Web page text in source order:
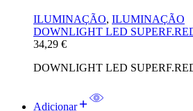
ILUMINAÇÃO, ILUMINAÇÃO
DOWNLIGHT LED
34,29 €
DOWNLIGHT LED
Adicionar